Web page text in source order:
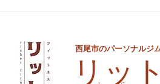
​リット
西尾市のパーソナルジ